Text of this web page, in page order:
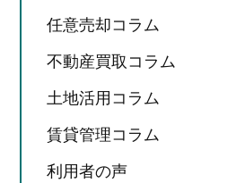
任意売却コラム
不動産買取コラム
土地活用コラム
賃貸管理コラム
利用者の声